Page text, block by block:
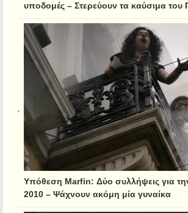
υποδομές – Στερεύουν τα καύσιμα του
Υπόθεση Marfin: Δύο συλλήψεις για
2010 – Ψάχνουν ακόμη μία γυναίκα